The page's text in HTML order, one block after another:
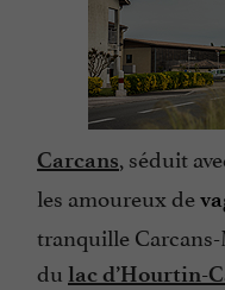
Carcans, séduit
les amoureux de
tranquille
du lac d’Hourtin-